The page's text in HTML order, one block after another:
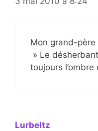
Mon grand-père
» Le
toujours
Lurbeltz